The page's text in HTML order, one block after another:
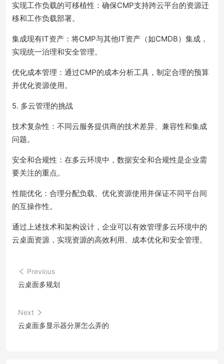
实现工作负载的可移植性：确保CMP支持跨云平台的资源迁
移和工作负载部署。
集成现有IT资产：将CMP与其他IT资产（如CMDB）集成，
实现统一治理和安全管理。
优化成本管理：通过CMP的成本分析工具，制定合理的预算
并优化资源使用。
5. 多云管理的挑战
技术复杂性：不同云服务提供商的技术差异、兼容性和集成
问题。
安全和合规性：在多云环境中，数据安全和合规性是企业需
要关注的重点。
性能优化：合理分配负载、优化资源使用并保证不同平台间
的互操作性。
通过上述技术和架构设计，企业可以有效管理多云环境中的
云桌面资源，实现资源的高效利用、成本优化和安全管理。
Previous
云桌面多规划
Next
云桌面多显示器分屏怎么弄的